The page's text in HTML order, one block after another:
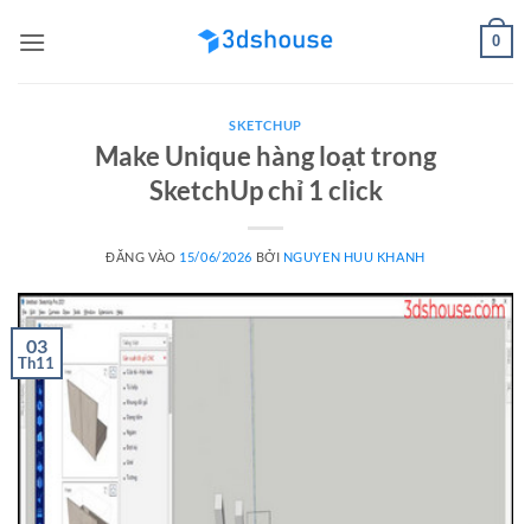
qua
0
SKETCHUP
Make Unique hàng loạt trong
SketchUp chỉ 1 click
ĐĂNG VÀO 15/06/2026 BỞI NGUYEN HUU KHANH
03
Th11